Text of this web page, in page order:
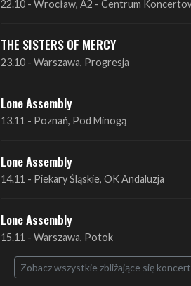
23.10 - Warszawa, Progresja
Lone Assembly
13.11 - Poznań, Pod Minogą
Lone Assembly
14.11 - Piekary Śląskie, OK Andaluzja
Lone Assembly
15.11 - Warszawa, Potok
Zobacz wszystkie zbliżające się koncerty